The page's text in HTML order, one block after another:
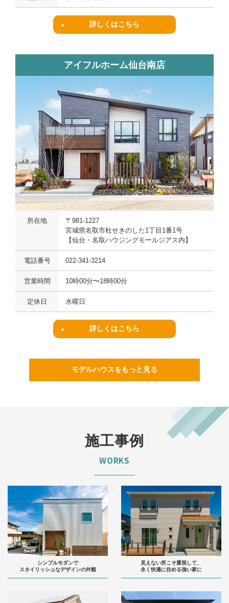
詳しくはこちら
アイフルホーム仙台南店
所在地
〒981-1227
宮城県名取市杜せきのした1丁目1番1号
【仙台・名取ハウジングモールジアス内】
電話番号 022-341-3214
営業時間 10時00分〜18時00分
定休日 水曜日
詳しくはこちら
モデルハウスをもっと見る
施工事例
WORKS
シンプルモダンで
スタイリッシュなデザインの外観
見えない所こそ重視して、
永く快適に住める強い家に